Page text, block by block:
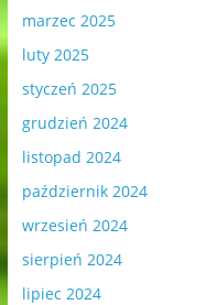
marzec 2025
luty 2025
styczeń 2025
grudzień 2024
listopad 2024
październik 2024
wrzesień 2024
sierpień 2024
lipiec 2024